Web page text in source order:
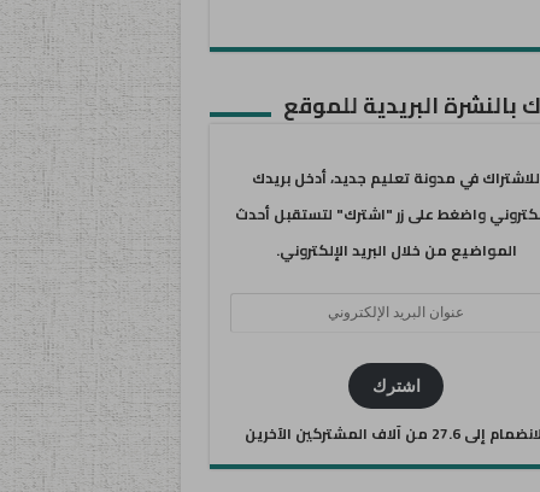
بالنشرة البريدية للموقع
للاشتراك في مدونة تعليم جديد، أدخل بريدك
واضغط على زر "اشترك" لتستقبل أحدث
المواضيع من خلال البريد الإلكتروني.
اشترك
إلى 27.6 من آلاف المشتركين الآخرين